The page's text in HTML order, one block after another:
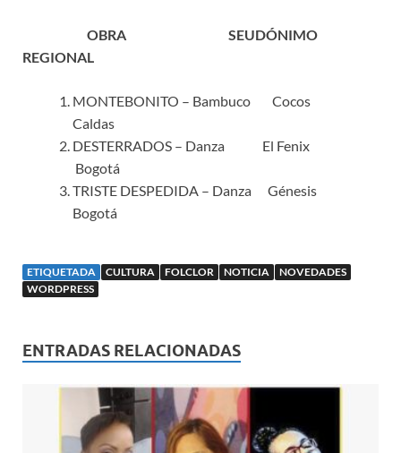
OBRA SEUDÓNIMO
REGIONAL
MONTEBONITO – Bambuco Cocos
Caldas
DESTERRADOS – Danza El Fenix
Bogotá
TRISTE DESPEDIDA – Danza Génesis
Bogotá
ETIQUETADA CULTURA FOLCLOR NOTICIA
NOVEDADES
WORDPRESS
ENTRADAS RELACIONADAS